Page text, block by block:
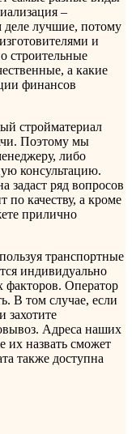
–
деле лучшие, потому
и
строительные
а какие
финансов
стройматериал
Поэтому мы
либо
консультацию.
задаст ряд вопросов
по качеству, а кроме
прилично
транспортные
индивидуально
факторов. Оператор
В том случае, если
захотите
Адреса наших
их назвать сможет
также доступна